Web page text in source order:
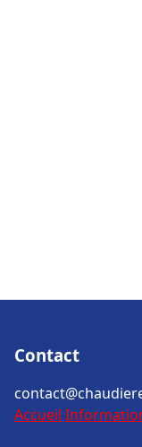
Contact
Accueil